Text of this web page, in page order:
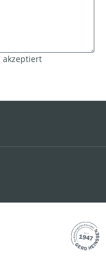
akzeptiert